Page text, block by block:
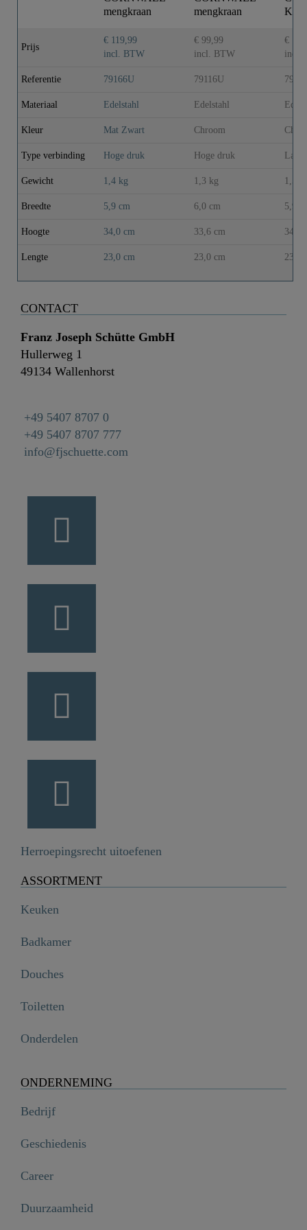
€ 119,99
mengkraan
ronde uitloop,
zwart ..
mengkraan
ronde uitloop,
chroom
Prijs
€ 119,99
incl. BTW
€ 99,99
incl. BTW
€
incl.
Referentie 79166U 79116U
Materiaal Edelstahl Edelstahl
Kleur Mat Zwart Chroom
Type verbinding Hoge druk Hoge druk Lage
Gewicht 1,4 kg 1,3 kg 1,5
Breedte 5,9 cm 6,0 cm 5,9
Hoogte 34,0 cm 33,6 cm 34,0
Lengte 23,0 cm 23,0 cm 23,0
CONTACT
Franz Joseph Schütte GmbH
Hullerweg 1
49134 Wallenhorst
+49 5407 8707 0
+49 5407 8707 777
info@fjschuette.com
Herroepingsrecht uitoefenen
ASSORTMENT
Keuken
Badkamer
Douches
Toiletten
Onderdelen
ONDERNEMING
Bedrijf
Geschiedenis
Career
Duurzaamheid